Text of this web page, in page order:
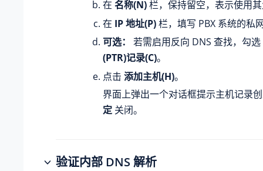
在 名称(N)栏，保持留空，表示使用
在 IP 地址(P)栏，填写 PBX 系统的私
可选：
若需启用反向 DNS 查找，勾选
(PTR)记录(C)。
点击 添加主机(H)。
界面上弹出一个对话框提示主机记录
定 关闭。
验证内部 DNS 解析